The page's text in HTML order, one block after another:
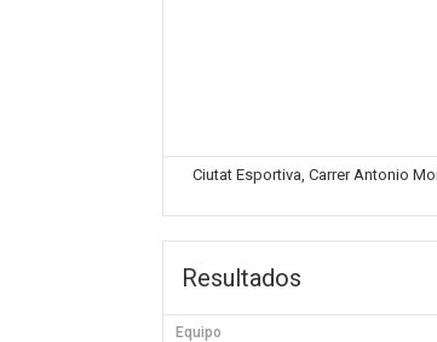
Ciutat Esportiva, Carrer Antonio
Resultados
Equipo